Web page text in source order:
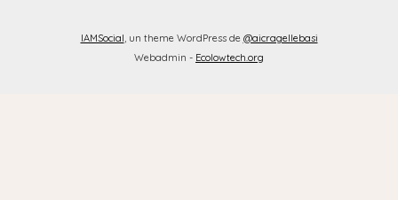
IAMSocial, un theme WordPress de @aicragellebasi
Webadmin - Ecolowtech.org